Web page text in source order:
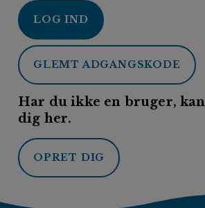
LOG IND
GLEMT ADGANGSKODE
Har du ikke en bruger,
dig her.
OPRET DIG